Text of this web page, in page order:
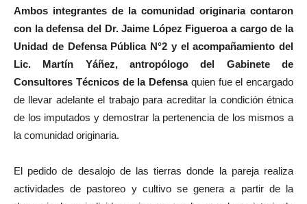
Ambos integrantes de la comunidad originaria contaron
con la defensa del Dr. Jaime López Figueroa a cargo de la
Unidad de Defensa Pública N°2 y el acompañamiento del
Lic. Martín Yáñez, antropólogo
del Gabinete de
Consultores Técnicos de la Defensaquien fue el encargado
de llevar adelante el trabajo para acreditar la condición étnica
de los imputados y demostrar la pertenencia de los mismos a
la comunidad originaria.
El pedido de desalojo de las tierras donde la pareja realiza
actividades de pastoreo y cultivo se genera a partir de la